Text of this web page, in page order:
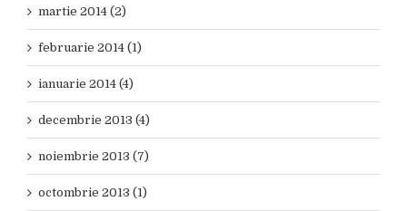
martie 2014 (2)
februarie 2014 (1)
ianuarie 2014 (4)
decembrie 2013 (4)
noiembrie 2013 (7)
octombrie 2013 (1)